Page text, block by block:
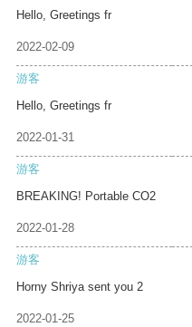
Hello, Greetings fr
2022-02-09
游客
Hello, Greetings fr
2022-01-31
游客
BREAKING! Portable CO2
2022-01-28
游客
Horny Shriya sent you 2
2022-01-25